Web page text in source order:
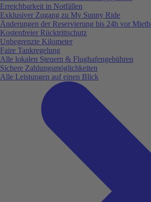
Erreichbarkeit in Notfällen
Exklusiver Zugang zu My Sunny Ride
Änderungen der Reservierung bis 24h vor
Kostenfreier Rücktrittschutz
Unbegrenzte Kilometer
Faire Tankregelung
Alle lokalen Steuern & Flughafengebühren
Sichere Zahlungsmöglichkeiten
Alle Leistungen auf einen Blick